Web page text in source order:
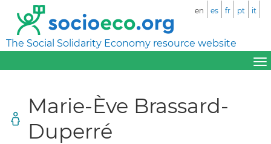
The Social Solidarity Economy resource website
en es fr pt it
Marie-Ève Brassard-
Duperré